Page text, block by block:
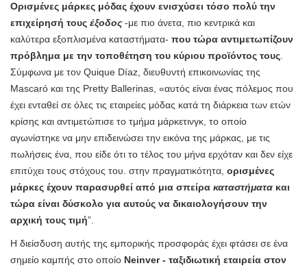
Ορισμένες μάρκες μόδας έχουν ενισχύσει τόσο πολύ την
επιχείρησή τους έξοδος -με πιο άνετα, πιο κεντρικά και
καλύτερα εξοπλισμένα καταστήματα- που τώρα αντιμετωπίζουν
πρόβλημα με την τοποθέτηση του κύριου προϊόντος τους.
Σύμφωνα με τον Quique Díaz, διευθυντή επικοινωνίας της
Mascaró και της Pretty Ballerinas, «αυτός είναι ένας πόλεμος που
έχει ενταθεί σε όλες τις εταιρείες μόδας κατά τη διάρκεια των ετών
κρίσης και αντιμετώπισε το τμήμα μάρκετινγκ, το οποίο
αγωνίστηκε να μην επιδεινώσει την εικόνα της μάρκας, με τις
πωλήσεις ένα, που είδε ότι το τέλος του μήνα ερχόταν και δεν είχε
επιτύχει τους στόχους του. στην πραγματικότητα, ορισμένες
μάρκες έχουν παρασυρθεί από μια σπείρα καταστήματα και
τώρα είναι δύσκολο για αυτούς να δικαιολογήσουν την
αρχική τους τιμή”.
Η διείσδυση αυτής της εμπορικής προσφοράς έχει φτάσει σε ένα
σημείο καμπής στο οποίο Neinver - ταξιδιωτική εταιρεία στον